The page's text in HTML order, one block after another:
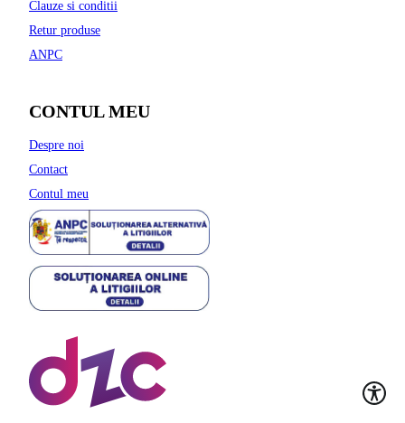
Clauze si conditii
Retur produse
ANPC
CONTUL MEU
Despre noi
Contact
Contul meu